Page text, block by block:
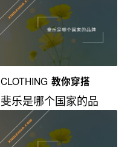
CLOTHING 教你穿搭
斐乐是哪个国家的品
牌？